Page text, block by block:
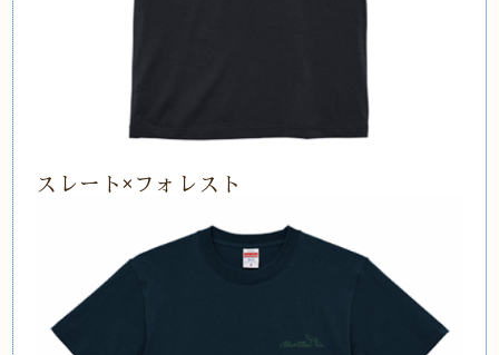
スレート×フォレスト